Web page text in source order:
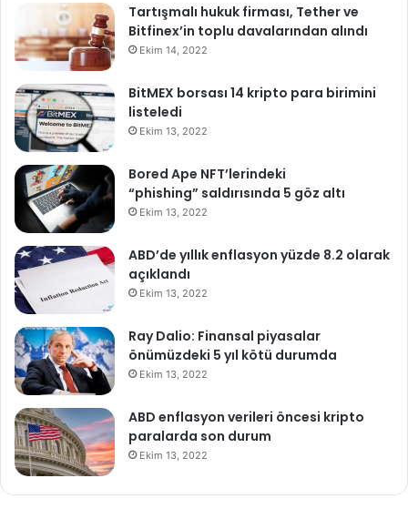
Tartışmalı hukuk firması, Tether ve
Bitfinex’in toplu davalarından alındı
Ekim 14, 2022
BitMEX borsası 14 kripto para birimini
listeledi
Ekim 13, 2022
Bored Ape NFT’lerindeki
“phishing” saldırısında 5 göz altı
Ekim 13, 2022
ABD’de yıllık enflasyon yüzde 8.2 olarak
açıklandı
Ekim 13, 2022
Ray Dalio: Finansal piyasalar
önümüzdeki 5 yıl kötü durumda
Ekim 13, 2022
ABD enflasyon verileri öncesi kripto
paralarda son durum
Ekim 13, 2022